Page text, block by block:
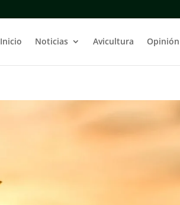
Inicio Noticias Avicultura Opinión